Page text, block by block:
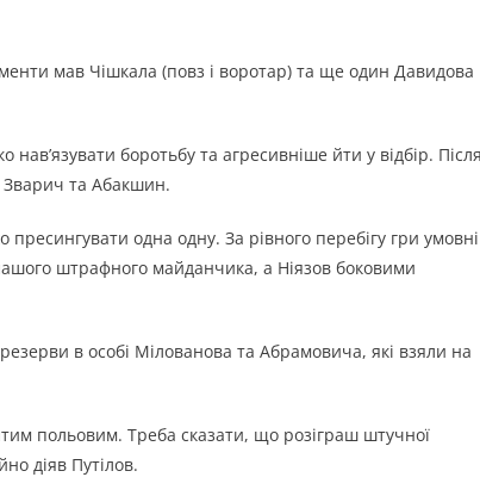
мав Чішкала (повз і воротар) та ще один Давидова
боротьбу та агресивніше йти у відбір. Після
Зварич та Абакшин.
одна одну. За рівного перебігу гри умовні
штрафного майданчика, а Ніязов боковими
в особі Мілованова та Абрамовича, які взяли на
польовим. Треба сказати, що розіграш штучної
діяв Путілов.